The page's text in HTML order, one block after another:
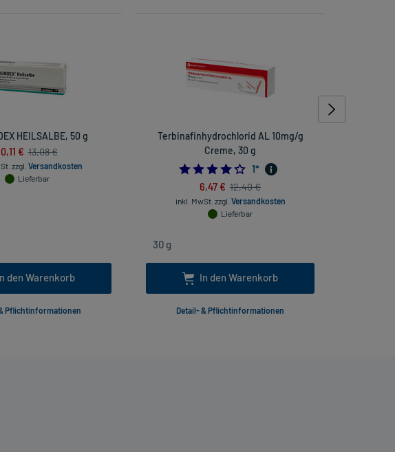
HEILSALBE, 50 g
€ 13,08 €
zzgl. Versandkosten
Lieferbar
den Warenkorb
Pflichtinformationen
Terbinafinhydrochlorid AL 10mg/g
Creme, 30 g
4.0
1*
6,47 € 12,40 €
inkl. MwSt. zzgl. Versandkosten
Lieferbar
In den Warenkorb
Detail- & Pflichtinformationen